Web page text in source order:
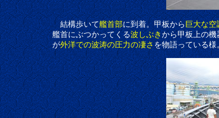
結構歩いて艦首部に到着。甲板から巨大な空
艦首にぶつかってくる波しぶきから甲板上の機
が外洋での波涛の圧力の凄さを物語っている様